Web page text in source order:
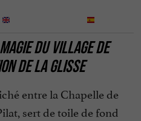
DU VILLAGE DE
DE LA GLISSE
entre la Chapelle de
sert de toile de fond